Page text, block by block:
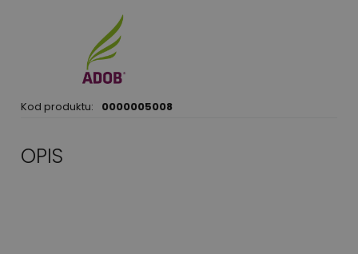
Kod produktu: 0000005008
OPIS